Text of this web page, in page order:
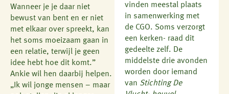
Wanneer je je daar niet
bewust van bent en er niet
met elkaar over spreekt, kan
het soms moeizaam gaan in
een relatie, terwijl je geen
idee hebt hoe dit komt.”
Ankie wil hen daarbij helpen.
„Ik wil jonge mensen – maar
vinden meestal plaats
in samenwerking met
de CGO. Soms verzorgt
een kerken- raad dit
gedeelte zelf. De
middelste drie avonden
worden door iemand
van Stichting De